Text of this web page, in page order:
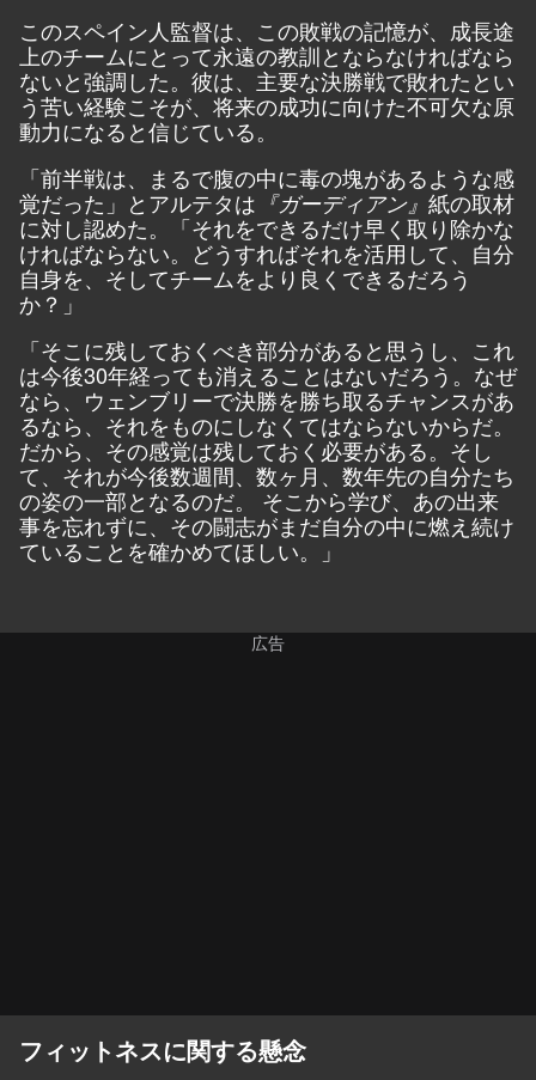
このスペイン人監督は、この敗戦の記憶が、成長途
上のチームにとって永遠の教訓とならなければなら
ないと強調した。彼は、主要な決勝戦で敗れたとい
う苦い経験こそが、将来の成功に向けた不可欠な原
動力になると信じている。
「前半戦は、まるで腹の中に毒の塊があるような感
覚だった」とアルテタは 『ガーディアン』 紙の取材
に対し認めた。「それをできるだけ早く取り除かな
ければならない。どうすればそれを活用して、自分
自身を、そしてチームをより良くできるだろう
か？」
「そこに残しておくべき部分があると思うし、これ
は今後30年経っても消えることはないだろう。なぜ
なら、ウェンブリーで決勝を勝ち取るチャンスがあ
るなら、それをものにしなくてはならないからだ。
だから、その感覚は残しておく必要がある。そし
て、それが今後数週間、数ヶ月、数年先の自分たち
の姿の一部となるのだ。 そこから学び、あの出来
事を忘れずに、その闘志がまだ自分の中に燃え続け
ていることを確かめてほしい。」
フィットネスに関する懸念